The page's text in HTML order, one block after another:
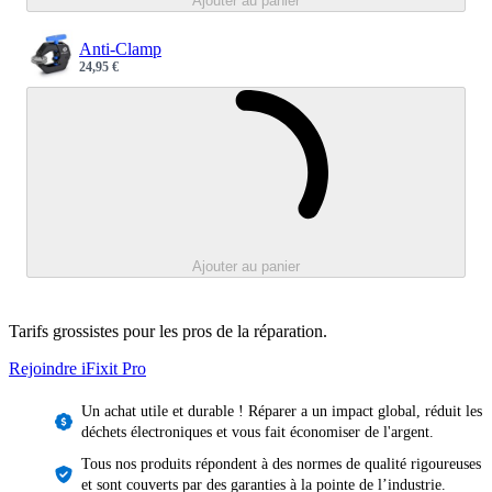
Anti-Clamp
Sale price
24,95 €
Ajouter au panier
Tarifs grossistes pour les pros de la réparation.
Rejoindre iFixit Pro
Un achat utile et durable ! Réparer a un impact global, réduit les
déchets électroniques et vous fait économiser de l'argent.
Tous nos produits répondent à des normes de qualité rigoureuses
et sont couverts par des garanties à la pointe de l’industrie.